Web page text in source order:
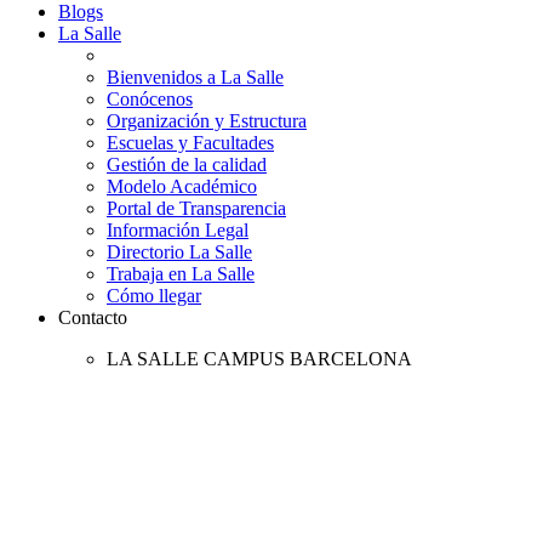
Blogs
La Salle
Bienvenidos a La Salle
Conócenos
Organización y Estructura
Escuelas y Facultades
Gestión de la calidad
Modelo Académico
Portal de Transparencia
Información Legal
Directorio La Salle
Trabaja en La Salle
Cómo llegar
Contacto
LA SALLE CAMPUS BARCELONA